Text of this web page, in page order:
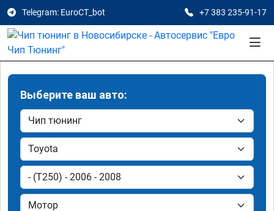
Telegram: EuroCT_bot +7 383 235-91-17
Выберите ваш авто: